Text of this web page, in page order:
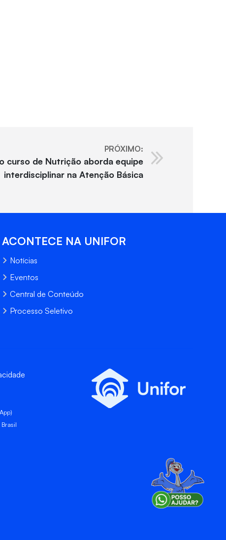
PRÓXIMO:
curso de Nutrição aborda equipe
interdisciplinar na Atenção Básica
ACONTECE NA UNIFOR
Notícias
Eventos
Central de Conteúdo
Processo Seletivo